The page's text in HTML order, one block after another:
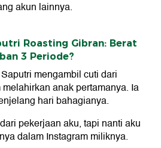
akun lainnya.
Roasting Gibran: Berat
3 Periode?
mengambil cuti dari
anak pertamanya. Ia
hari bahagianya.
pekerjaan aku, tapi nanti aku
dalam Instagram miliknya.